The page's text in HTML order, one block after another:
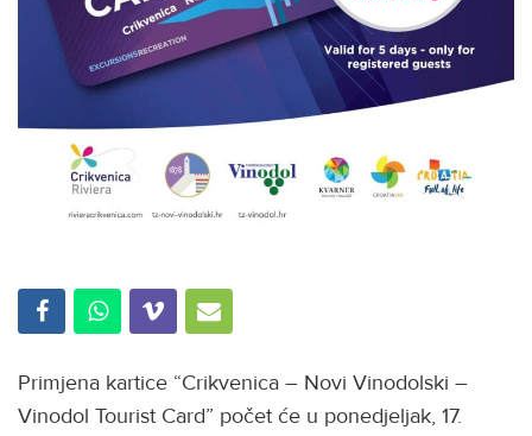
Primjena kartice “Crikvenica – Novi Vinodolski –
Vinodol Tourist Card” počet će u ponedjeljak, 17.